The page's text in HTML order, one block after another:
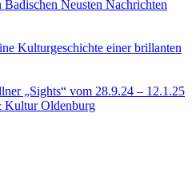
Neusten Nachrichten
Kulturgeschichte einer brillanten
„Sights“ vom 28.9.24 – 12.1.25
Kultur Oldenburg